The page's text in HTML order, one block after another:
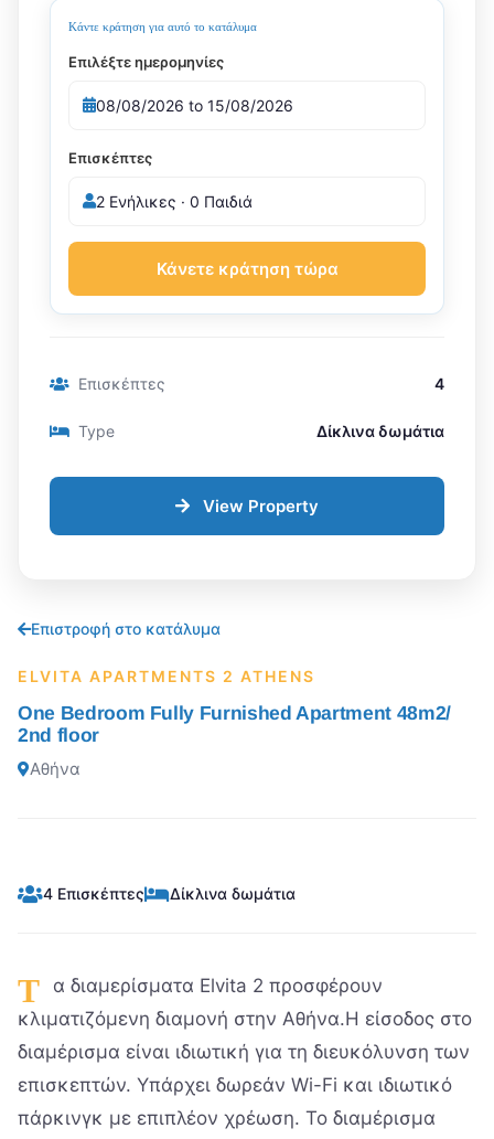
Επιστροφή στο κατάλυμα
ELVITA APARTMENTS 2 ATHENS
One Bedroom Fully Furnished Apartment 48m2/
2nd floor
Αθήνα
4 Επισκέπτες Δίκλινα δωμάτια
Τ
α διαμερίσματα Elvita 2 προσφέρουν
κλιματιζόμενη διαμονή στην Αθήνα.Η είσοδος στο
διαμέρισμα είναι ιδιωτική για τη διευκόλυνση των
επισκεπτών. Υπάρχει δωρεάν Wi-Fi και ιδιωτικό
πάρκινγκ με επιπλέον χρέωση. Το διαμέρισμα
Κάντε κράτηση για αυτό το κατάλυμα
Επιλέξτε ημερομηνίες
Επισκέπτες
2 Ενήλικες · 0 Παιδιά
Κάνετε κράτηση τώρα
Επισκέπτες 4
Type Δίκλινα δωμάτια
View Property